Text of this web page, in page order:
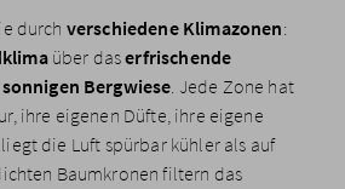
durch verschiedene Klimazonen:
über daserfrischende
sonnigen Bergwiese. Jede Zone hat
ihre eigenen Düfte, ihre eigene
die Luft spürbar kühler als auf
Baumkronen filtern das